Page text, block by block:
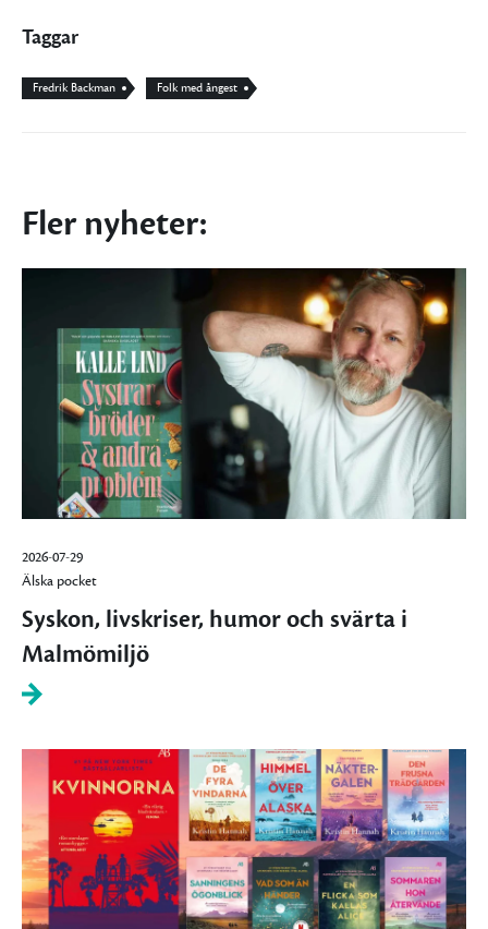
Taggar
Fredrik Backman Folk med ångest
Fler nyheter:
2026-07-29
Älska pocket
Syskon, livskriser, humor och svärta i
Malmömiljö